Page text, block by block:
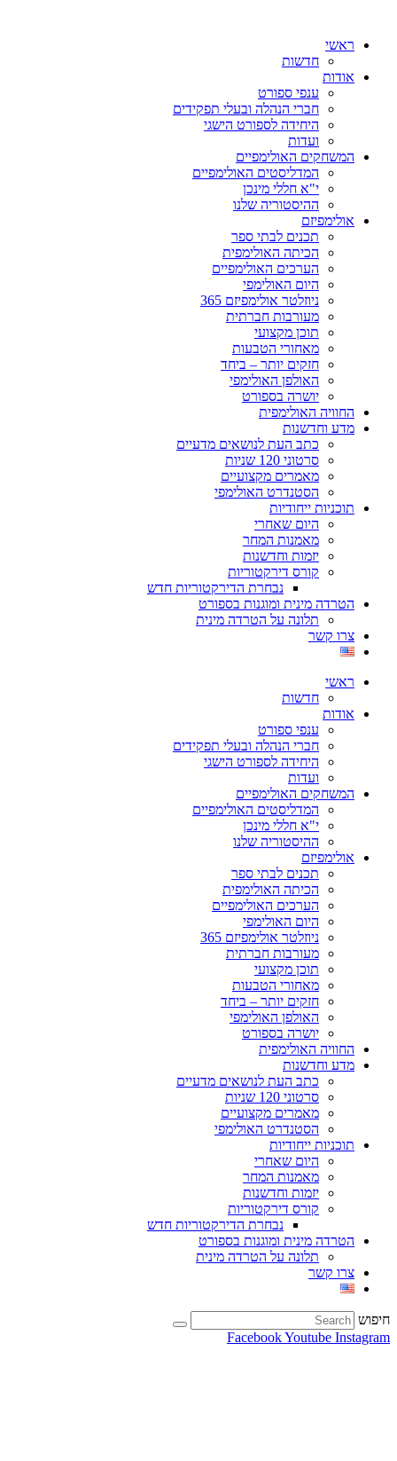
ראשי
חדשות
אודות
ענפי ספורט
חברי הנהלה ובעלי תפקידים
היחידה לספורט הישגי
ועדות
המשחקים האולימפיים
המדליסטים האולימפיים
י"א חללי מינכן
ההיסטוריה שלנו
אולימפיזם
תכנים לבתי ספר
הכיתה האולימפית
הערכים האולימפיים
היום האולימפי
ניוזלטר אולימפיזם 365
מעורבות חברתית
תוכן מקצועי
מאחורי הטבעות
חזקים יותר – ביחד
האולפן האולימפי
יושרה בספורט
החוויה האולימפית
מדע וחדשנות
כתב העת לנושאים מדעיים
סרטוני 120 שניות
מאמרים מקצועיים
הסטנדרט האולימפי
תוכניות ייחודיות
היום שאחרי
מאמנות המחר
יזמות וחדשנות
קורס דירקטוריות
נבחרת הדירקטוריות חדש
הטרדה מינית ומוגנות בספורט
תלונה על הטרדה מינית
צרו קשר
ראשי
חדשות
אודות
ענפי ספורט
חברי הנהלה ובעלי תפקידים
היחידה לספורט הישגי
ועדות
המשחקים האולימפיים
המדליסטים האולימפיים
י"א חללי מינכן
ההיסטוריה שלנו
אולימפיזם
תכנים לבתי ספר
הכיתה האולימפית
הערכים האולימפיים
היום האולימפי
ניוזלטר אולימפיזם 365
מעורבות חברתית
תוכן מקצועי
מאחורי הטבעות
חזקים יותר – ביחד
האולפן האולימפי
יושרה בספורט
החוויה האולימפית
מדע וחדשנות
כתב העת לנושאים מדעיים
סרטוני 120 שניות
מאמרים מקצועיים
הסטנדרט האולימפי
תוכניות ייחודיות
היום שאחרי
מאמנות המחר
יזמות וחדשנות
קורס דירקטוריות
נבחרת הדירקטוריות חדש
הטרדה מינית ומוגנות בספורט
תלונה על הטרדה מינית
צרו קשר
חיפוש
FacebookYoutube Instagram